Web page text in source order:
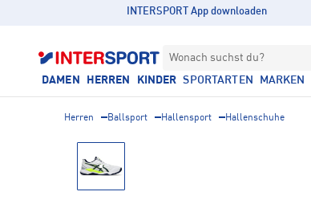
INTERSPORT App downloaden
Wonach suchst du?
DAMEN HERREN KINDER SPORTARTEN MARKEN
Herren Ballsport Hallensport Hallenschuhe